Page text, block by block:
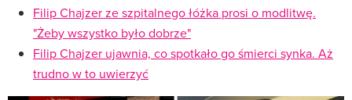
Filip Chajzer ze szpitalnego łóżka prosi o modlitwę.
"Żeby wszystko było dobrze"
Filip Chajzer ujawnia, co spotkało go śmierci synka. Aż
trudno w to uwierzyć